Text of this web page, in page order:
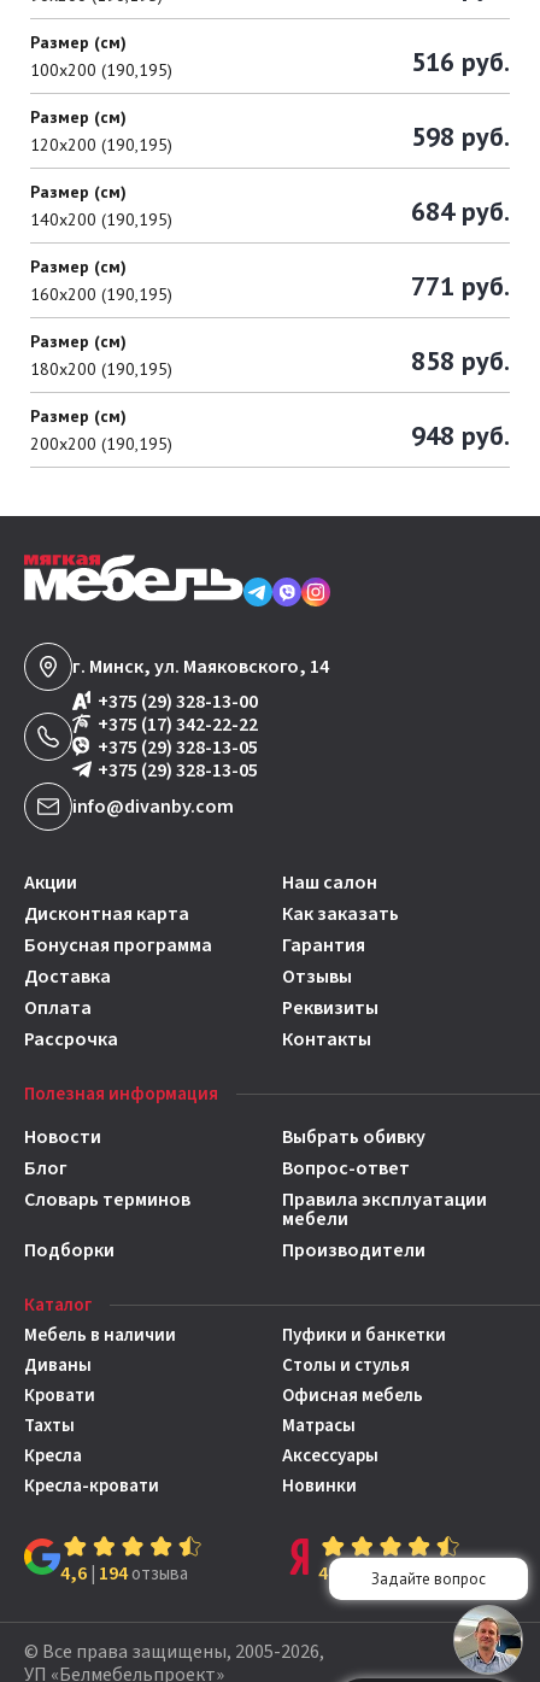
Размер (см)
100х200 (190,195)
516 руб.
Размер (см)
120х200 (190,195)
598 руб.
Размер (см)
140х200 (190,195)
684 руб.
Размер (см)
160х200 (190,195)
771 руб.
Размер (см)
180х200 (190,195)
858 руб.
Размер (см)
200х200 (190,195)
948 руб.
г. Минск, ул. Маяковского, 14
+375 (29) 328-13-00
+375 (17) 342-22-22
+375 (29) 328-13-05
+375 (29) 328-13-05
info@divanby.com
Акции
Наш салон
Дисконтная карта
Как заказать
Бонусная программа
Гарантия
Доставка
Отзывы
Оплата
Реквизиты
Рассрочка
Контакты
Полезная информация
Новости
Выбрать обивку
Блог
Вопрос-ответ
Словарь терминов
Правила эксплуатации
мебели
Подборки
Производители
Каталог
Мебель в наличии
Диваны
Кровати
Тахты
Кресла
Кресла-кровати
Пуфики и банкетки
Столы и стулья
Офисная мебель
Матрасы
Аксессуары
Новинки
4,6| 194отзыва 4,7 149отзывов
© Все права защищены, 2005-2026,
УП «Белмебельпроект»